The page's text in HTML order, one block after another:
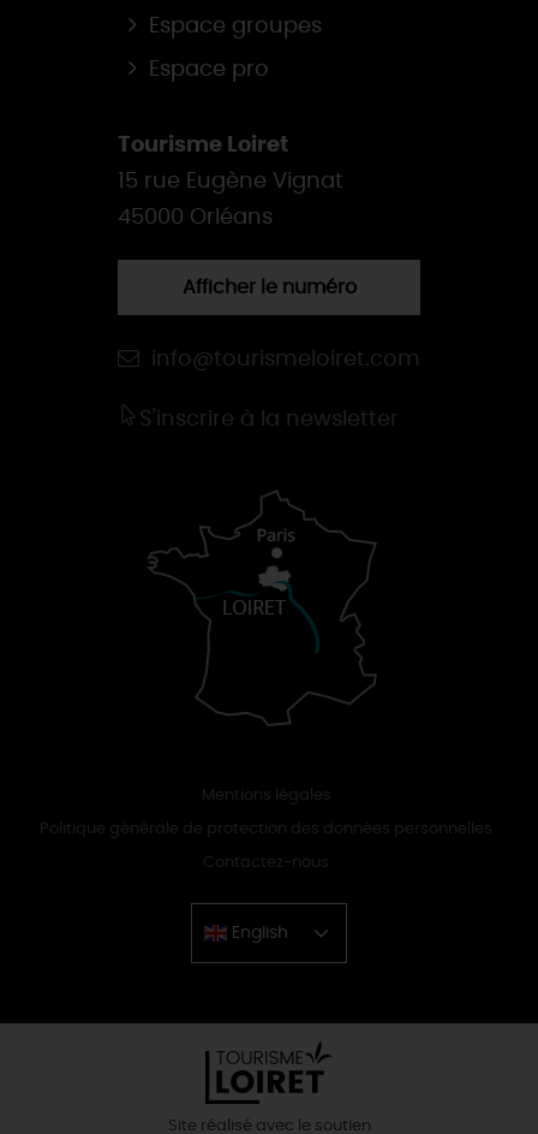
Espace groupes
Espace pro
Tourisme Loiret
15 rue Eugène Vignat
45000 Orléans
Afficher le numéro
info@tourismeloiret.com
S'inscrire à la newsletter
Mentions légales
Politique générale de protection des données personnelles
Contactez-nous
English
Chinese
Site réalisé avec le soutien